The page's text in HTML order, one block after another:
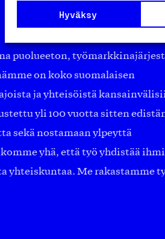
Hyväksy
puolueeton,
on koko suomalaisen
ja yhteisöistä
yli 100 vuotta sitten
sekä nostamaan ylpeyttä
yhä, että työ yhdistää
yhteiskuntaa. Me rakastamme